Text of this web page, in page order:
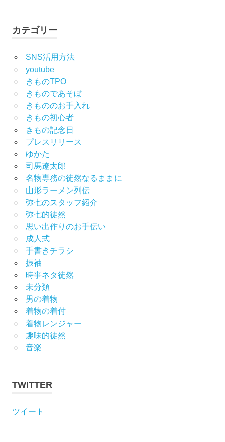
カテゴリー
SNS活用方法
youtube
きものTPO
きものであそぼ
きもののお手入れ
きもの初心者
きもの記念日
プレスリリース
ゆかた
司馬遼太郎
名物専務の徒然なるままに
山形ラーメン列伝
弥七のスタッフ紹介
弥七的徒然
思い出作りのお手伝い
成人式
手書きチラシ
振袖
時事ネタ徒然
未分類
男の着物
着物の着付
着物レンジャー
趣味的徒然
音楽
TWITTER
ツイート